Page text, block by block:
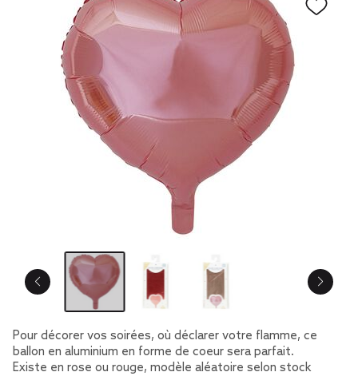
Pour décorer vos soirées, où déclarer votre flamme, ce
ballon en aluminium en forme de coeur sera parfait.
Existe en rose ou rouge, modèle aléatoire selon stock